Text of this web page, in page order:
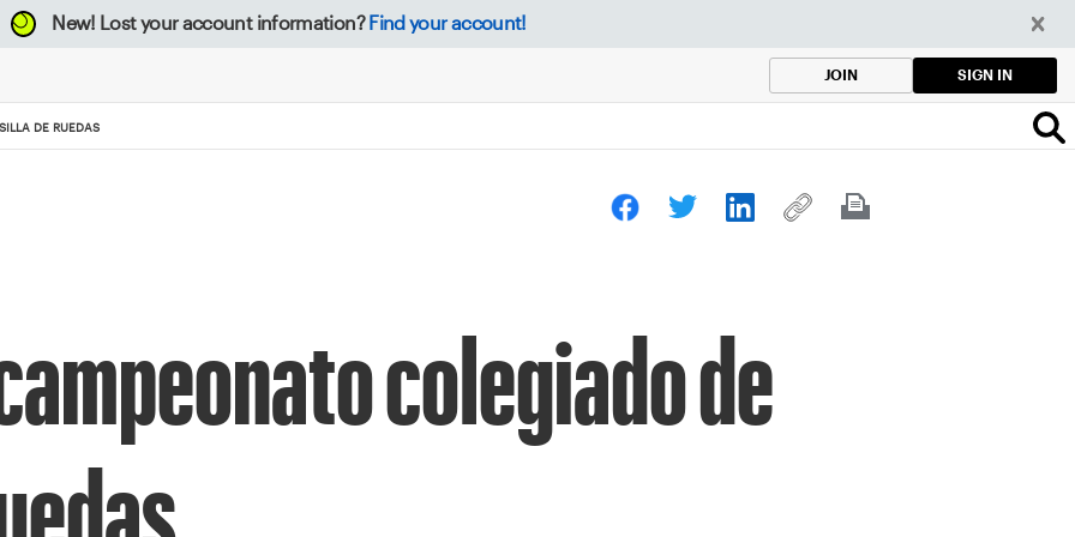
New! Lost your account information? Find your account!
JOIN SIGN IN
DE RUEDAS
colegiado de